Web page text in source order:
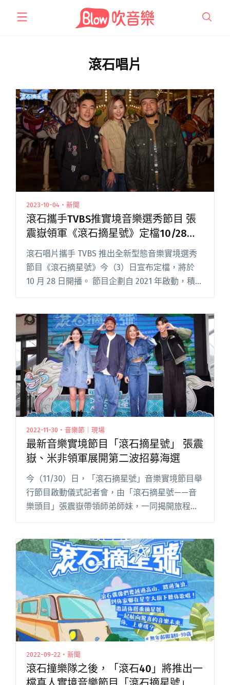
滾石唱片
2023-10-04・新聞
滾石攜手TVBS推實境音樂選秀節目 張
震嶽領軍《滾石摘星號》定檔10/28開
播
滾石唱片攜手 TVBS 推出全新型態音樂實境選秀
節目《滾石摘星號》今（3）日宣布定檔，將於
10 月 28 日開播。 節目企劃自 2021 年啟動，積極
尋找優質好聲音，經由萬人海選後留下 30 位音樂
讀全文 "滾石攜手TVBS推實境音樂選秀節目 張震
嶽領軍《滾石摘星號》定檔10/28開播"
2022-11-30・音樂節｜現場
最新音樂實境節目「滾石摘星號」 張震
嶽、米非領軍展開第二波招募海選
今（11/30）日，「滾石摘星號」音樂實境節目舉
行節目啟動儀式記者會，由「滾石摘星號——音
樂頭目」張震嶽帶領師弟師妹，一同揭開旅程序
薦與報名閱讀全文 "最新音樂實境節目「滾石摘
星號」 張震嶽、米非領軍展開第二波招募海選"
2022-09-22・新聞
滾石撞樂隊之後，「滾石40」將推出一